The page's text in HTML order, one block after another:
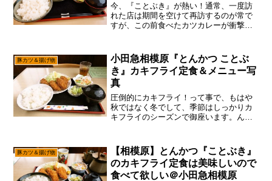
今、『ことぶき』が熱い！通常、一度訪
れた店は期間を空けて再訪するのが常で
すが、この前食べたカツカレーが衝撃的
『ことぶき』の事を考えると夜も眠れな
い筆者で御座います。これ、...
豚カツ＆揚げ物
小田急相模原『とんかつ ことぶ
き』カキフライ定食＆メニュー写
真
圧倒的にカキフライ！って事で、もはや
秋ではなく冬でして、季節はしっかりカ
キフライのシーズンで御座います。ん
カキフライ自体が盛り上がってないよう
な？みたいなのは気の所為か...
豚カツ＆揚げ物
【相模原】とんかつ『ことぶき』
のカキフライ定食は美味しいので
食べて欲しい＠小田急相模原